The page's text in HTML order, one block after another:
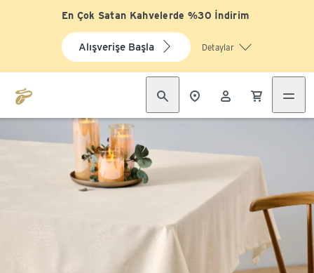
En Çok Satan Kahvelerde %30 İndirim
Alışverişe Başla Detaylar